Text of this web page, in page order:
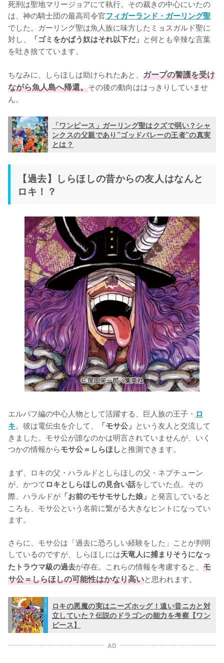
死刑は聖地マリージョアにて執行。その裁きの中心にいたの
は、神の騎士団の最高司令官フィガーランド・ガーリング聖
でした。ガーリング聖は魚人族に味方したミョスガルド聖に
対し、
「ゴミをかばう奴はそれ以下だ」 と何とも辛辣な言葉
を吐き捨てています。
ちなみに、しらほしは助けられたあと、 ガープの警護を受け
ながら魚人島へ帰還。その後の動向ははっきりしていませ
ん。
「ワンピース」ガーリング聖はクズで弱い？シャ
ンクスの父親であり”ゴッドバレーの王者”の真実
とは？
【過去】しらほしの昔からの友人はなんと
ロキ！？
エルバフ編の中心人物として活躍する、巨人族の王子・ ロ
キ。彼は電伝虫を介して、 「モサ公」 という友人と交流して
きました。モサ公が誰なのかは明言されていませんが、いく
つかの情報からモサ公＝しらほしと推測できます。
まず、ロキの父・ハラルドとしらほしの父・ネプチューン
が、かつてロキとしらほしの見合い話をしていた点。その
際、ハラルドが 「お前のモサモサした娘」 と発言していると
ころも、モサ公という名前に繋がる大きなヒントになってい
ます。
さらに、モサ公は「過去に恐ろしい経験をした」ことが判明
しているのですが、しらほしには天竜人に捕まりそうになっ
たトラウマ級の過去が存在。これらの情報を考慮すると、 モ
サ公＝しらほしの可能性はかなり高いと思われます。
ロキの悪魔の実はニーズホッグ！遠い昔ニカと対
立していた？伝説のドラゴンの能力を考察【ワン
ピース】
AD